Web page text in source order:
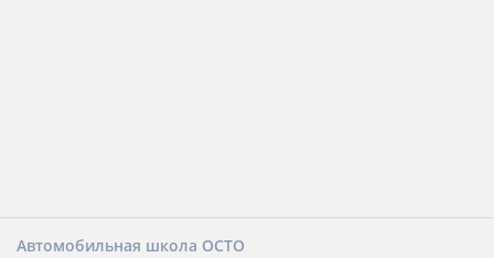
Автомобильная школа ОСТО